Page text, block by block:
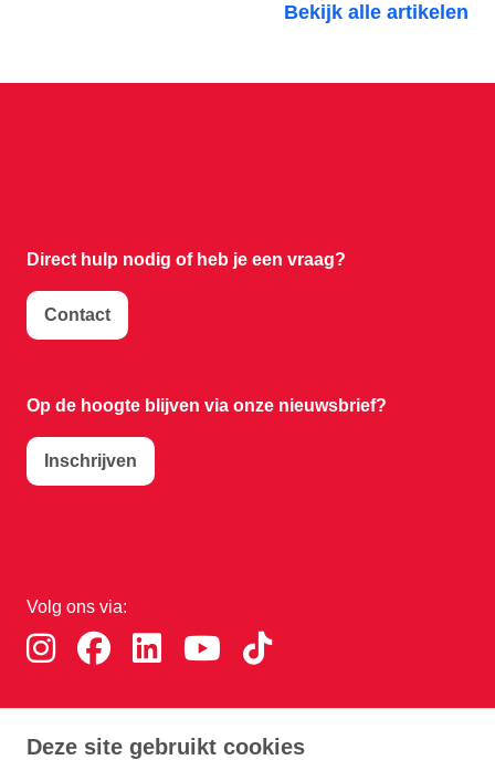
Deze site gebruikt cookies
Bekijk alle artikelen
Direct hulp nodig ofheb je een vraag?
Contact
Op de hoogte blijven via onze nieuwsbrief?
Inschrijven
Volg ons via:
Download de RTHA app: